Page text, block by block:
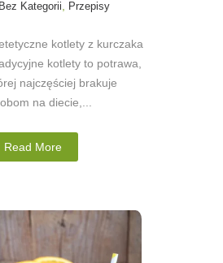
Bez Kategorii
Przepisy
kotlety z kurczaka
kotlety to potrawa,
najczęściej brakuje
na diecie,...
Read More